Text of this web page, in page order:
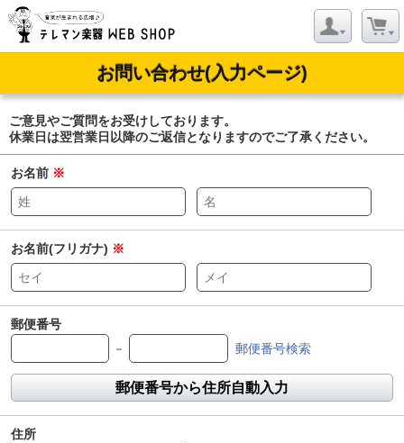
お問い合わせ(入力ページ)
ご意見やご質問をお受けしております。
休業日は翌営業日以降のご返信となりますのでご了承ください。
お名前 ※
お名前(フリガナ) ※
郵便番号
－
郵便番号検索
郵便番号から住所自動入力
住所